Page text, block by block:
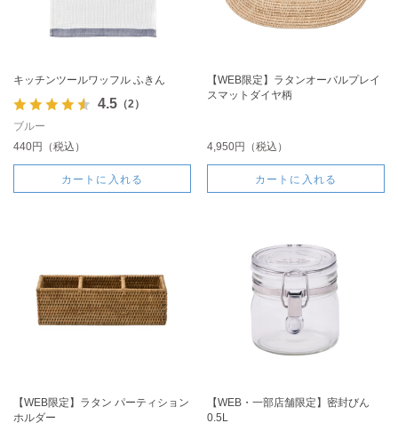
キッチンツールワッフル ふきん
4.5（2）
ブルー
440円（税込）
カートに入れる
【WEB限定】ラタンオーバルプレイ
スマットダイヤ柄
4,950円（税込）
カートに入れる
【WEB限定】ラタン パーティション
ホルダー
【WEB・一部店舗限定】密封びん
0.5L